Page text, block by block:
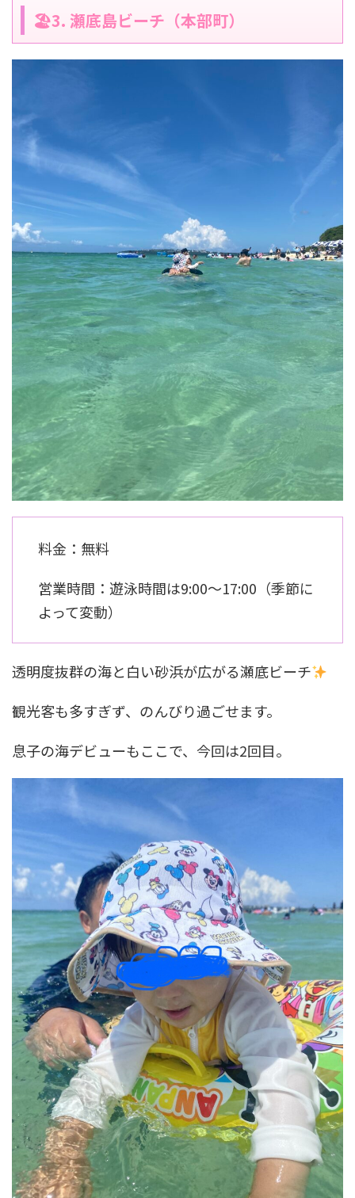
🏖3. 瀬底島ビーチ（本部町）
料金：無料
営業時間：遊泳時間は9:00〜17:00（季節に
よって変動）
透明度抜群の海と白い砂浜が広がる瀬底ビーチ
観光客も多すぎず、のんびり過ごせます。
息子の海デビューもここで、今回は2回目。